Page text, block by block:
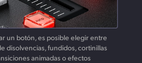
un botón, es posible elegir entre
disolvencias, fundidos, cortinillas
animadas o efectos